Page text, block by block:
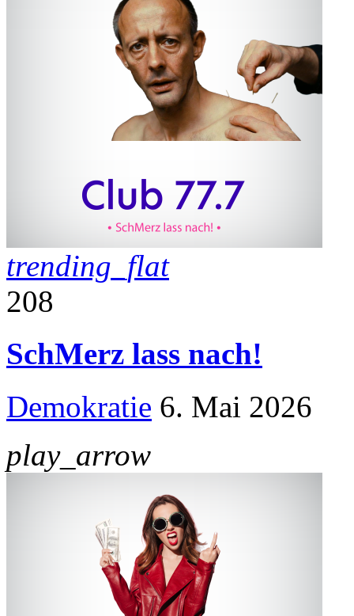
trending_flat
208
SchMerz lass nach!
Demokratie 6. Mai 2026
play_arrow